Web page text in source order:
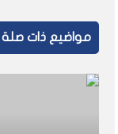
مواضيع ذات صلة